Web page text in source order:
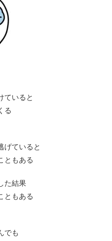
ていると
る
げていると
ともある
た結果
ともある
でも